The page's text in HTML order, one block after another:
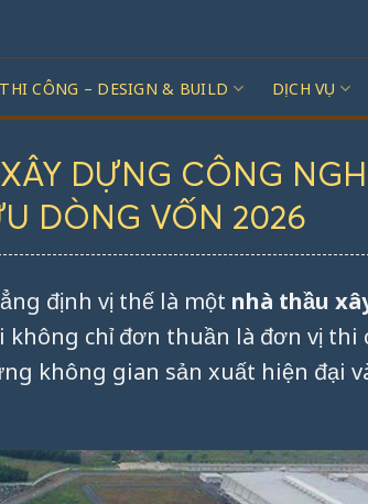
CÔNG – DESIGN & BUILD DỊCH VỤ
DỰNG CÔNG
DÒNG VỐN 2026
định vị thế là một nhà thầu
chỉ đơn thuần là đơn vị thi
không gian sản xuất hiện đại